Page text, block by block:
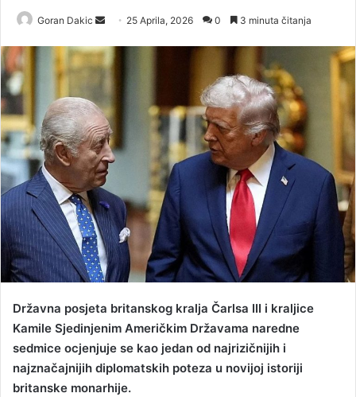
Goran Dakic
n
e
m
a
i
l
25 Aprila, 2026 0 3 minuta čitanja
Državna posjeta britanskog kralja Čarlsa III i kraljice
Kamile Sjedinjenim Američkim Državama naredne
sedmice ocjenjuje se kao jedan od najrizičnijih i
najznačajnijih diplomatskih poteza u novijoj istoriji
britanske monarhije.